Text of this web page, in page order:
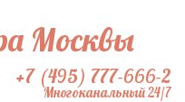
Москвы
+7 (495) 777-666-2
Многоканальный 24/7